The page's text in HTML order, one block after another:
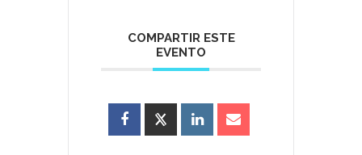
COMPARTIR ESTE
EVENTO